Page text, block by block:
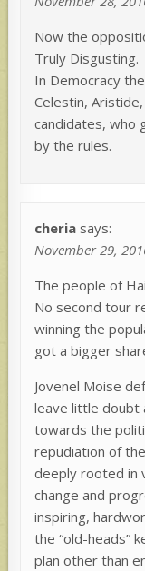
Now the
Truly Disgusting.
In Democracy
Celestin,
candidates, who
by the rules.
cheria says:
November 29,
The people of
No second tour
winning the
got a bigger
Jovenel Moise
leave little doubt
towards the
repudiation of
deeply rooted in
change and
inspiring,
the “old-heads”
plan other than